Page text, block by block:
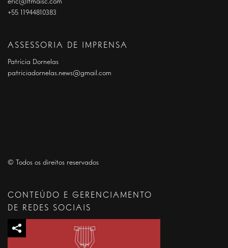
eric@lfmaisc.com
+55 11944810383
ASSESSORIA DE IMPRENSA
Patrícia Dornelas
patriciadornelas.news@gmail.com
© Todos os direitos reservados
CONTEÚDO E GERENCIAMENTO
DE REDES SOCIAIS